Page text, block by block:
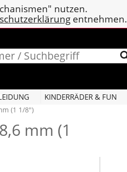
nutzen.
entnehmen.
KINDERRÄDER & FUN
(1 1/8")
mm (1